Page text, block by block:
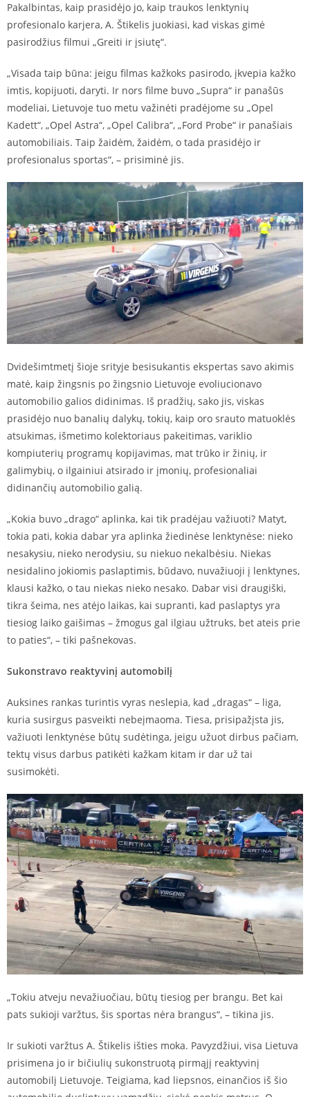
Pakalbintas, kaip prasidėjo jo, kaip traukos lenktynių
profesionalo karjera, A. Štikelis juokiasi, kad viskas gimė
pasirodžius filmui „Greiti ir įsiutę“.
„Visada taip būna: jeigu filmas kažkoks pasirodo, įkvepia kažko
imtis, kopijuoti, daryti. Ir nors filme buvo „Supra“ ir panašūs
modeliai, Lietuvoje tuo metu važinėti pradėjome su „Opel
Kadett“, „Opel Astra“, „Opel Calibra“, „Ford Probe“ ir panašiais
automobiliais. Taip žaidėm, žaidėm, o tada prasidėjo ir
profesionalus sportas“, – prisiminė jis.
Dvidešimtmetį šioje srityje besisukantis ekspertas savo akimis
matė, kaip žingsnis po žingsnio Lietuvoje evoliucionavo
automobilio galios didinimas. Iš pradžių, sako jis, viskas
prasidėjo nuo banalių dalykų, tokių, kaip oro srauto matuoklės
atsukimas, išmetimo kolektoriaus pakeitimas, variklio
kompiuterių programų kopijavimas, mat trūko ir žinių, ir
galimybių, o ilgainiui atsirado ir įmonių, profesionaliai
didinančių automobilio galią.
„Kokia buvo „drago“ aplinka, kai tik pradėjau važiuoti? Matyt,
tokia pati, kokia dabar yra aplinka žiedinėse lenktynėse: nieko
nesakysiu, nieko nerodysiu, su niekuo nekalbėsiu. Niekas
nesidalino jokiomis paslaptimis, būdavo, nuvažiuoji į lenktynes,
klausi kažko, o tau niekas nieko nesako. Dabar visi draugiški,
tikra šeima, nes atėjo laikas, kai supranti, kad paslaptys yra
tiesiog laiko gaišimas – žmogus gal ilgiau užtruks, bet ateis prie
to paties“, – tiki pašnekovas.
Sukonstravo reaktyvinį automobilį
Auksines rankas turintis vyras neslepia, kad „dragas“ – liga,
kuria susirgus pasveikti nebeįmaoma. Tiesa, prisipažįsta jis,
važiuoti lenktynėse būtų sudėtinga, jeigu užuot dirbus pačiam,
tektų visus darbus patikėti kažkam kitam ir dar už tai
susimokėti.
„Tokiu atveju nevažiuočiau, būtų tiesiog per brangu. Bet kai
pats sukioji varžtus, šis sportas nėra brangus“, – tikina jis.
Ir sukioti varžtus A. Štikelis išties moka. Pavyzdžiui, visa Lietuva
prisimena jo ir bičiulių sukonstruotą pirmąjį reaktyvinį
automobilį Lietuvoje. Teigiama, kad liepsnos, einančios iš šio